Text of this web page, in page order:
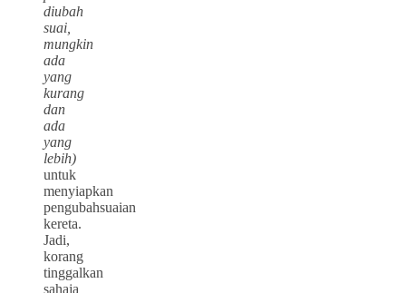
diubah
suai,
mungkin
ada
yang
kurang
dan
ada
yang
lebih)
untuk
menyiapkan
pengubahsuaian
kereta.
Jadi,
korang
tinggalkan
sahaja